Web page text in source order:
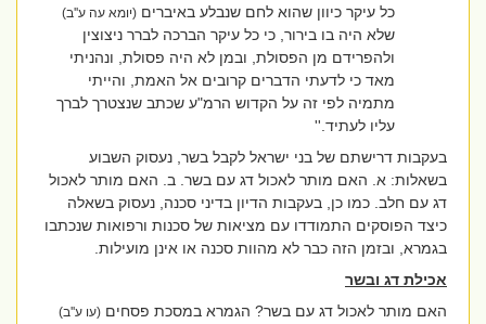
כל עיקר כיוון שהוא לחם שנבלע באיברים(יומא עה ע''ב)
שלא היה בו בירור, כי כל עיקר הברכה לברר ניצוצין
ולהפרידם מן הפסולת, ובמן לא היה פסולת, ונהניתי
מאד כי לדעתי הדברים קרובים אל האמת, והייתי
מתמיה לפי זה על הקדוש הרמ"ע שכתב שנצטרך לברך
עליו לעתיד.''
בעקבות דרישתם של בני ישראל לקבל בשר, נעסוק השבוע
בשאלות: א. האם מותר לאכול דג עם בשר. ב. האם מותר לאכול
דג עם חלב. כמו כן, בעקבות הדיון בדיני סכנה, נעסוק בשאלה
כיצד הפוסקים התמודדו עם מציאות של סכנות ורפואות שנכתבו
בגמרא, ובזמן הזה כבר לא מהוות סכנה או אינן מועילות.
אכילת דג ובשר
האם מותר לאכול דג עם בשר? הגמרא במסכת פסחים(עו ע''ב)